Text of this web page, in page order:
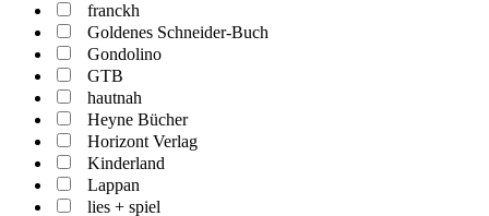
franckh
Goldenes Schneider-Buch
Gondolino
GTB
hautnah
Heyne Bücher
Horizont Verlag
Kinderland
Lappan
lies + spiel